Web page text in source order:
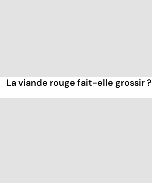
La viande rouge fait-elle grossir ?